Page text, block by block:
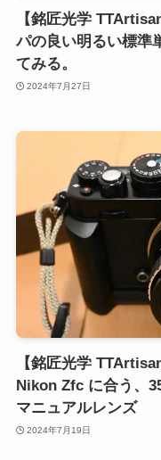
【銘匠光学
パの良い明るい標準
てみる。
2024年7月27日
【銘匠光学
Nikon Zfc に合う、
マニュアルレンズ
2024年7月19日